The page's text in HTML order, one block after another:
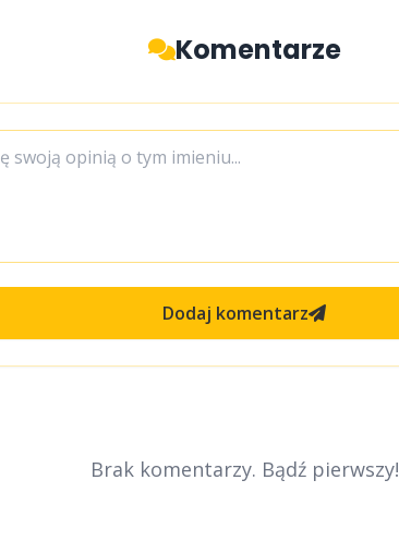
Komentarze
Dodaj komentarz
Brak komentarzy. Bądź pierwszy!